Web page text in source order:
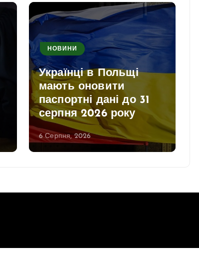
НОВИНИ
Українці в Польщі
мають оновити
паспортні дані до 31
серпня 2026 року
6 Серпня, 2026